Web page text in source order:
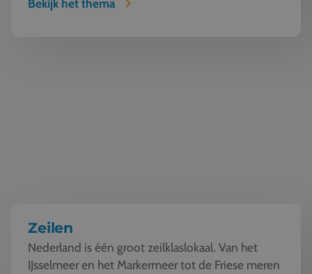
Bekijk het thema
Zeilen
Nederland is één groot zeilklaslokaal. Van het
IJsselmeer en het Markermeer tot de Friese meren